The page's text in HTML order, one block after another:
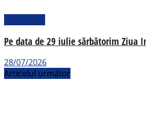
Pe data de 29 iulie sărbătorim Ziua
28/07/2026
Articolul următor